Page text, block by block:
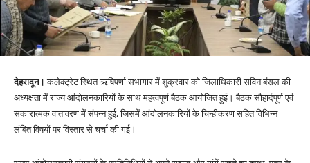
देहरादून। कलेक्ट्रेट स्थित ऋषिपर्णा सभागार में शुक्रवार को जिलाधिकारी सविन बंसल की
अध्यक्षता में राज्य आंदोलनकारियों के साथ महत्वपूर्ण बैठक आयोजित हुई। बैठक सौहार्दपूर्ण एवं
सकारात्मक वातावरण में संपन्न हुई, जिसमें आंदोलनकारियों के चिन्हीकरण सहित विभिन्न
लंबित विषयों पर विस्तार से चर्चा की गई।